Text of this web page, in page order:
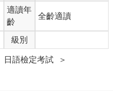
習成效。搭配書中模擬試題的
類
考生，出題的選項裡，錯誤的
的詞性，例：
適讀年
齡
全齡適讀
級別
日語檢定考試
＞